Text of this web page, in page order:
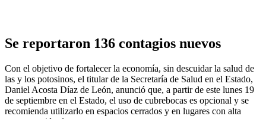
Se reportaron 136 contagios nuevos
Con el objetivo de fortalecer la economía, sin descuidar la salud de
las y los potosinos, el titular de la Secretaría de Salud en el Estado,
Daniel Acosta Díaz de León, anunció que, a partir de este lunes 19
de septiembre en el Estado, el uso de cubrebocas es opcional y se
recomienda utilizarlo en espacios cerrados y en lugares con alta